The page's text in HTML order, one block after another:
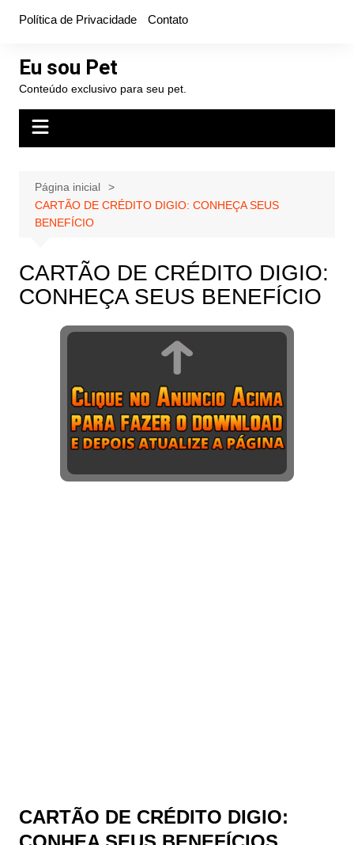
conteúdo
Política de Privacidade Contato
Eu sou Pet
Conteúdo exclusivo para seu pet.
Página inicial
CARTÃO DE CRÉDITO DIGIO: CONHEÇA SEUS
BENEFÍCIO
CARTÃO DE CRÉDITO DIGIO:
CONHEÇA SEUS BENEFÍCIO
CARTÃO DE CRÉDITO DIGIO: